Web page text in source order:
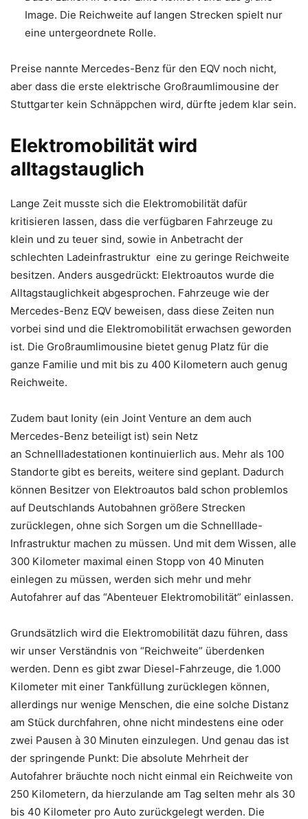
Image. Die Reichweite auf langen Strecken spielt nur
eine untergeordnete Rolle.
Preise nannte Mercedes-Benz für den EQV noch nicht,
aber dass die erste elektrische Großraumlimousine der
Stuttgarter kein Schnäppchen wird, dürfte jedem klar sein.
Elektromobilität wird
alltagstauglich
Lange Zeit musste sich die Elektromobilität dafür
kritisieren lassen, dass die verfügbaren Fahrzeuge zu
klein und zu teuer sind, sowie in Anbetracht der
schlechten Ladeinfrastruktur eine zu geringe Reichweite
besitzen. Anders ausgedrückt: Elektroautos wurde die
Alltagstauglichkeit abgesprochen. Fahrzeuge wie der
Mercedes-Benz EQV beweisen, dass diese Zeiten nun
vorbei sind und die Elektromobilität erwachsen geworden
ist. Die Großraumlimousine bietet genug Platz für die
ganze Familie und mit bis zu 400 Kilometern auch genug
Reichweite.
Zudem baut Ionity (ein Joint Venture an dem auch
Mercedes-Benz beteiligt ist) sein Netz
an Schnellladestationen kontinuierlich aus. Mehr als 100
Standorte gibt es bereits, weitere sind geplant. Dadurch
können Besitzer von Elektroautos bald schon problemlos
auf Deutschlands Autobahnen größere Strecken
zurücklegen, ohne sich Sorgen um die Schnelllade-
Infrastruktur machen zu müssen. Und mit dem Wissen, alle
300 Kilometer maximal einen Stopp von 40 Minuten
einlegen zu müssen, werden sich mehr und mehr
Autofahrer auf das “Abenteuer Elektromobilität” einlassen.
Grundsätzlich wird die Elektromobilität dazu führen, dass
wir unser Verständnis von “Reichweite” überdenken
werden. Denn es gibt zwar Diesel-Fahrzeuge, die 1.000
Kilometer mit einer Tankfüllung zurücklegen können,
allerdings nur wenige Menschen, die eine solche Distanz
am Stück durchfahren, ohne nicht mindestens eine oder
zwei Pausen à 30 Minuten einzulegen. Und genau das ist
der springende Punkt: Die absolute Mehrheit der
Autofahrer bräuchte noch nicht einmal ein Reichweite von
250 Kilometern, da hierzulande am Tag selten mehr als 30
bis 40 Kilometer pro Auto zurückgelegt werden. Die